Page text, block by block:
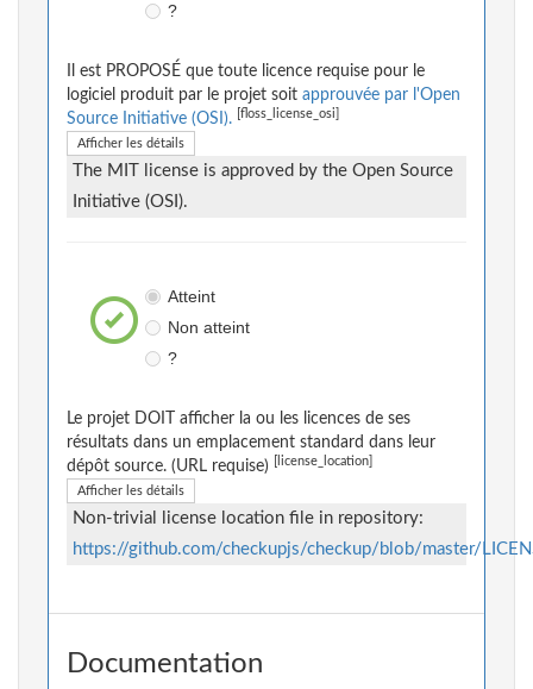
?
Il est PROPOSÉ que toute licence requise pour le
logiciel produit par le projet soit approuvée par l'Open
Source Initiative (OSI).
[floss_license_osi]
Afficher les détails
The MIT license is approved by the Open Source
Initiative (OSI).
Atteint
Non atteint
?
Le projet DOIT afficher la ou les licences de ses
résultats dans un emplacement standard dans leur
dépôt source. (URL requise)
[license_location]
Afficher les détails
Non-trivial license location file in repository:
https://github.com/checkupjs/checkup/blob/master/
Documentation